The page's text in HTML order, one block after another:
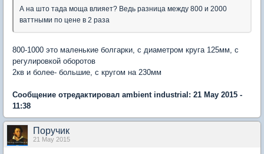
А на што тада моща влияет? Ведь разница между 800 и 2000
ваттными по цене в 2 раза
800-1000 это маленькие болгарки, с диаметром круга 125мм, с
регулировкой оборотов
2кв и более- большие, с кругом на 230мм
Сообщение отредактировал ambient industrial: 21 May 2015 -
11:38
Поручик
21 May 2015